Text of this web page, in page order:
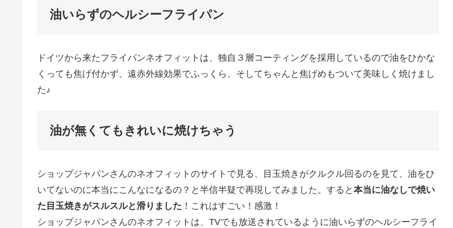
油いらずのヘルシーフライパン
ドイツから来たフライパンネオフィットは、独自３層コーティングを採用しているので油をひかな
くっても焦げ付かず、遠赤外線効果でふっくら、そしてちゃんと焦げめもついて美味しく焼けまし
た♪
油が無くてもきれいに焼けちゃう
ショップジャパンさんのネオフィットのサイトで見る、目玉焼きがクルクル回るのを見て、油をひ
いてないのに本当にこんなになるの？と半信半疑で再現してみました。すると 本当に油なしで焼い
た目玉焼きがスルスルと滑りました ！これはすごい！感激！
ショップジャパンさんのネオフィットは、TVでも放送されているように油いらずのヘルシーフライ